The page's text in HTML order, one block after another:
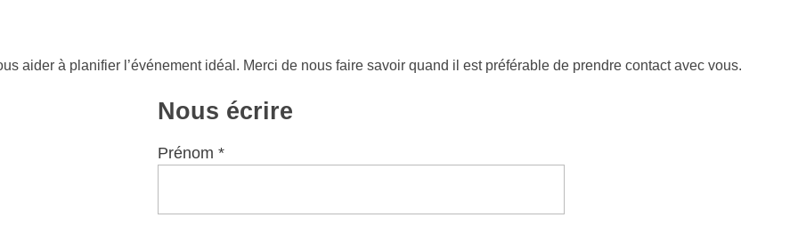
aider à planifier l’événement idéal. Merci de nous faire savoir quand il est préférable de prendre contact avec vous.
Nous écrire
Prénom *